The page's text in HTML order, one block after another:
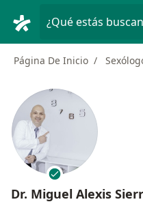
¿Qué estás
Página De Inicio
Dr. Miguel Alexis